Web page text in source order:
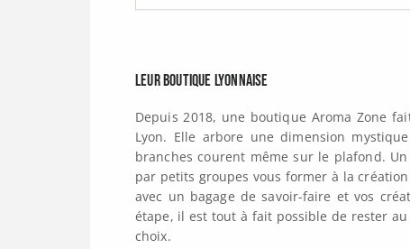
Leur boutique lyonnaise
Depuis 2018, une boutique Aroma Zone
Lyon. Elle arbore une dimension
branches courent même sur le plafond.
par petits groupes vous former à la
avec un bagage de savoir-faire et vos
étape, il est tout à fait possible de rester
choix.